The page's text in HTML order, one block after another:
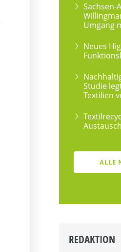
Umgang
Neues
Studie
Textilien
ALLE
REDAKTION